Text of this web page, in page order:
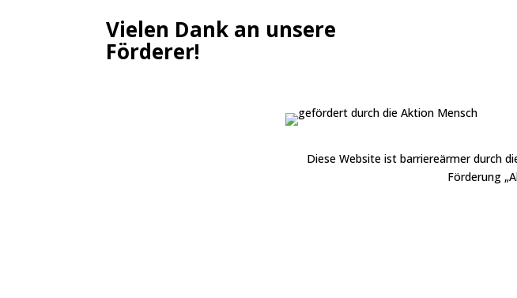
Vielen Dank an unsere
Förderer!
Diese Website ist barriereärmer durch
Förderung „